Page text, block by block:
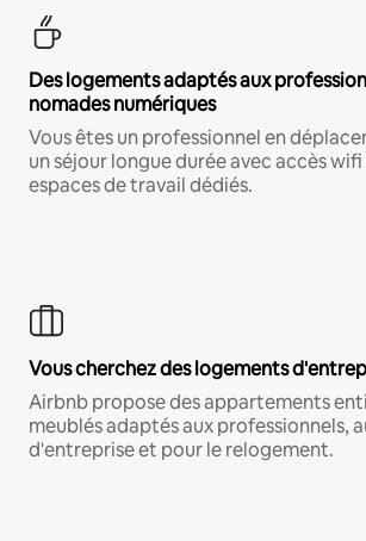
Des logements adaptés aux
nomades numériques
Vous êtes un professionnel en
un séjour longue durée avec accès
espaces de travail dédiés.
Vous cherchez des logements
Airbnb propose des appartements
meublés adaptés aux professionnels,
d'entreprise et pour le relogement.